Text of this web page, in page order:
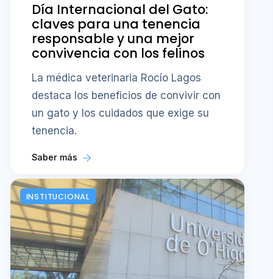
Día Internacional del Gato:
claves para una tenencia
responsable y una mejor
convivencia con los felinos
La médica veterinaria Rocío Lagos
destaca los beneficios de convivir con
un gato y los cuidados que exige su
tenencia.
Saber más
INSTITUCIONAL